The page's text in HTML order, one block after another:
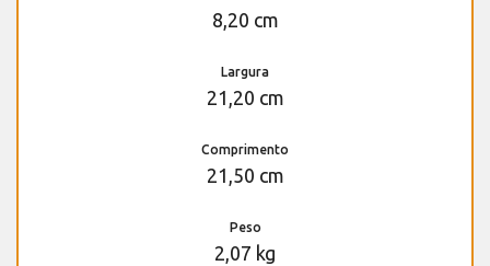
8,20 cm
Largura
21,20 cm
Comprimento
21,50 cm
Peso
2,07 kg